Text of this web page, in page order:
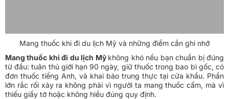
Mang thuốc khi đi du lịch Mỹ và những điểm cần ghi nhớ
Mang thuốc khi đi du lịch Mỹ không khó nếu bạn chuẩn bị đúng
từ đầu: tuân thủ giới hạn 90 ngày, giữ thuốc trong bao bì gốc, có
đơn thuốc tiếng Anh, và khai báo trung thực tại cửa khẩu. Phần
lớn rắc rối xảy ra không phải vì người ta mang thuốc cấm, mà vì
thiếu giấy tờ hoặc không hiểu đúng quy định.